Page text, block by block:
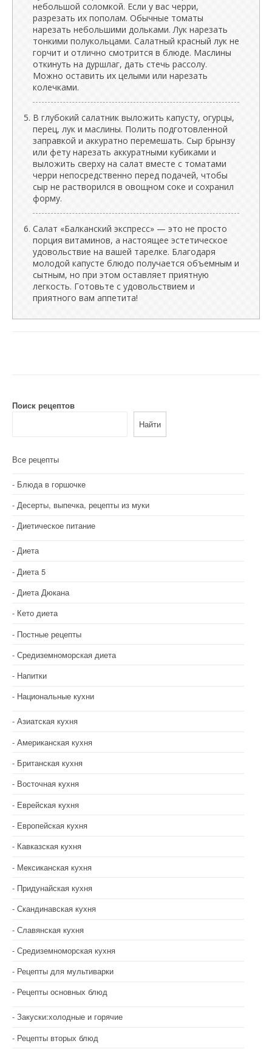
небольшой соломкой. Если у вас черри,
разрезать их пополам. Обычные томаты
нарезать небольшими дольками. Лук нарезать
тонкими полукольцами. Салатный красный лук не
горчит и отлично смотрится в блюде. Маслины
откинуть на дуршлаг, дать стечь рассолу.
Можно оставить их целыми или нарезать
колечками.
В глубокий салатник выложить капусту, огурцы,
перец, лук и маслины. Полить подготовленной
заправкой и аккуратно перемешать. Сыр брынзу
или фету нарезать аккуратными кубиками и
выложить сверху на салат вместе с томатами
черри непосредственно перед подачей, чтобы
сыр не растворился в овощном соке и сохранил
форму.
Салат «Балканский экспресс» — это не просто
порция витаминов, а настоящее эстетическое
удовольствие на вашей тарелке. Благодаря
молодой капусте блюдо получается объемным и
сытным, но при этом оставляет приятную
легкость. Готовьте с удовольствием и
приятного вам аппетита!
Поиск рецептов
Найти
Все рецепты
Блюда в горшочке
Десерты, выпечка, рецепты из муки
Диетическое питание
Диета
Диета 5
Диета Дюкана
Кето диета
Постные рецепты
Средиземноморская диета
Напитки
Национальные кухни
Азиатская кухня
Американская кухня
Британская кухня
Восточная кухня
Еврейская кухня
Европейская кухня
Кавказская кухня
Мексиканская кухня
Придунайская кухня
Скандинавская кухня
Славянская кухня
Средиземноморская кухня
Рецепты для мультиварки
Рецепты основных блюд
Закуски:холодные и горячие
Рецепты вторых блюд